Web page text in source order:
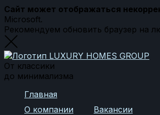
Сайт может отображаться
Microsoft.
Рекомендуем обновить браузер на
От классики
до минимализма
Главная
О компании
Вакансии